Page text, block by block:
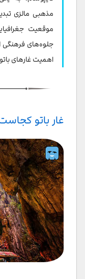
چطور به غارهای
آدرس غارهای
ساعت کار و
مذهبی مالزی
موقعیت
جلوه‌های فرهنگی
اهمیت غارهای
غار باتو